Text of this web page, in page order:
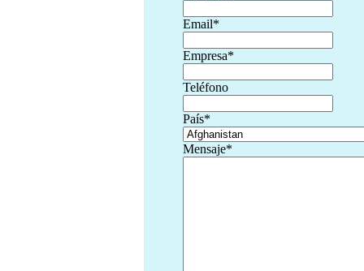
Email*
Empresa*
Teléfono
País*
Mensaje*